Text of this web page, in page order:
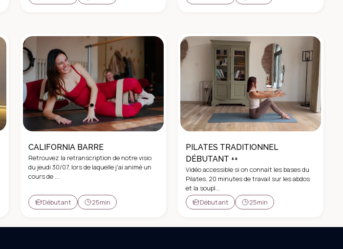
CALIFORNIA BARRE
Retrouvez la retranscription de notre visio
du jeudi 30/07, lors de laquelle j'ai animé un
cours de ...
Débutant 25min
PILATES TRADITIONNEL
DÉBUTANT ++
Vidéo accessible si on connait les bases du
Pilates. 20 minutes de travail sur les abdos
et la soupl...
Débutant
25min